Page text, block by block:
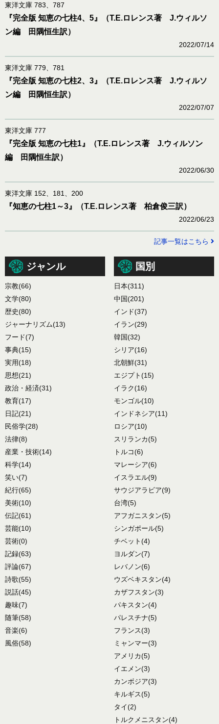
東洋文庫 783、787
『完全版 知恵の七柱4、5』（T.E.ロレンス著 J.ウィルソ
ン編 田隅恒生訳）
2022/07/14
東洋文庫 779、781
『完全版 知恵の七柱2、3』（T.E.ロレンス著 J.ウィルソ
ン編 田隅恒生訳）
2022/07/07
東洋文庫 777
『完全版 知恵の七柱1』（T.E.ロレンス著 J.ウィルソン
編 田隅恒生訳）
2022/06/30
東洋文庫 152、181、200
『知恵の七柱1～3』（T.E.ロレンス著 柏倉俊三訳）
2022/06/23
記事一覧はこちら
ジャンル
宗教(66)
文学(80)
歴史(80)
ジャーナリズム(13)
フード(7)
事典(15)
実用(18)
思想(21)
政治・経済(31)
教育(17)
日記(21)
民俗学(28)
法律(8)
産業・技術(14)
科学(14)
笑い(7)
紀行(65)
美術(10)
伝記(61)
芸能(10)
芸術(0)
記録(63)
評論(67)
詩歌(55)
説話(45)
趣味(7)
随筆(58)
音楽(6)
風俗(58)
国別
日本(311)
中国(201)
インド(37)
イラン(29)
韓国(32)
シリア(16)
北朝鮮(31)
エジプト(15)
イラク(16)
モンゴル(10)
インドネシア(11)
ロシア(10)
スリランカ(5)
トルコ(6)
マレーシア(6)
イスラエル(9)
サウジアラビア(9)
台湾(5)
アフガニスタン(5)
シンガポール(5)
チベット(4)
ヨルダン(7)
レバノン(6)
ウズベキスタン(4)
カザフスタン(3)
パキスタン(4)
パレスチナ(5)
フランス(3)
ミャンマー(3)
アメリカ(5)
イエメン(3)
カンボジア(3)
キルギス(5)
タイ(2)
トルクメニスタン(4)